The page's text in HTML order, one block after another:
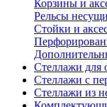
Корзины и
Рельсы
Стойки и
Стеллажи для
Стеллажи с
Стеллажи из